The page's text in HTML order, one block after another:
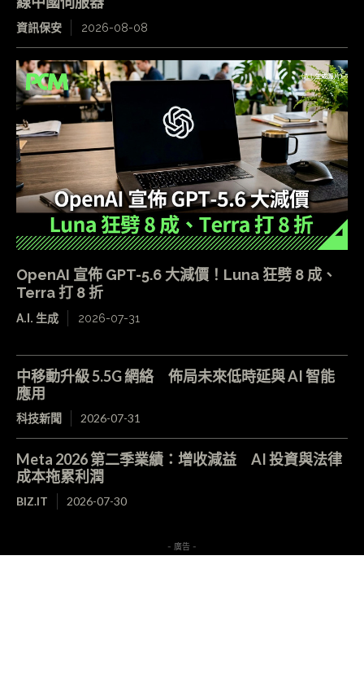
資訊保安 2026-08-08
OpenAI 宣佈 GPT-5.6 大減價！Luna 狂劈 8 成、
Terra 打 8 折
A.I. 生成 2026-07-31
中移動升級 5.5G 網絡 佈局未來低時延與 AI 智能
應用
科技新聞 2026-07-31
Meta 2026 第二季業績：增收減益 AI 投資與法律
成本拖累利潤
BIZ.IT 2026-07-30
- 廣告 -